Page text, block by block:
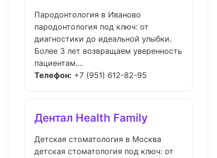
Пародонтология в Иваново
пародонтология под ключ: от
диагностики до идеальной улыбки.
Более 3 лет возвращаем уверенность
пациентам....
Телефон: +7 (951) 612-82-95
Дентал Health Family
Детская стоматология в Москва
детская стоматология под ключ: от